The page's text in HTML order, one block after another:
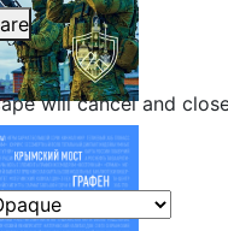
will cancel and